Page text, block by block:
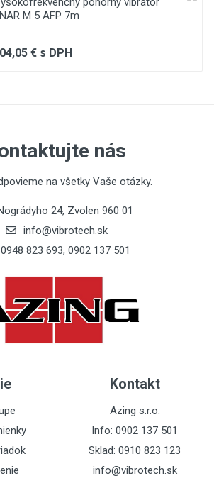
Review
M 5 AFP 7m
€ s DPH
nás
na všetky Vaše otázky.
24, Zvolen 960 01
info@vibrotech.sk
0948 823 693, 0902 137 501
Kontakt
Azing s.r.o.
Info: 0902 137 501
Sklad: 0910 823 123
info@vibrotech.sk